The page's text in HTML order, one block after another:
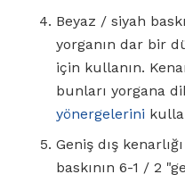
Beyaz / siyah
yorganın dar bir
için kullanın.
bunları yorgana
yönergelerini
Geniş dış
baskının 6-1 / 2